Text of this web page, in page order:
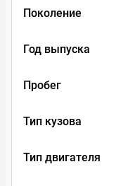
Поколение
Год выпуска
Пробег
Тип кузова
Тип двигателя